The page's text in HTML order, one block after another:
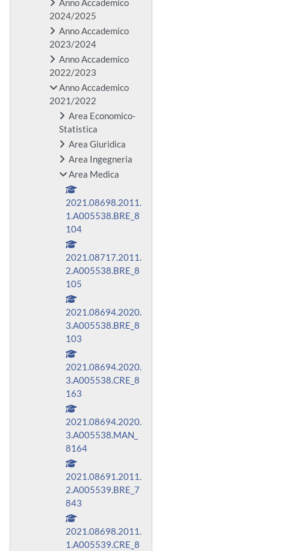
2024/2025
Anno Accademico
2023/2024
Anno Accademico
2022/2023
Anno Accademico
2021/2022
Area Economico-
Statistica
Area Giuridica
Area Ingegneria
Area Medica
2021.08698.2011.
1.A005538.BRE_8
104
2021.08717.2011.
2.A005538.BRE_8
105
2021.08694.2020.
3.A005538.BRE_8
103
2021.08694.2020.
3.A005538.CRE_8
163
2021.08694.2020.
3.A005538.MAN_
8164
2021.08691.2011.
2.A005539.BRE_7
843
2021.08698.2011.
1.A005539.CRE_8